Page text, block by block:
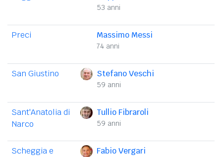
53 anni
Preci Massimo Messi
74 anni
San Giustino Stefano Veschi
59 anni
Sant'Anatolia di
Narco
Tullio Fibraroli
59 anni
Scheggia e
Fabio Vergari